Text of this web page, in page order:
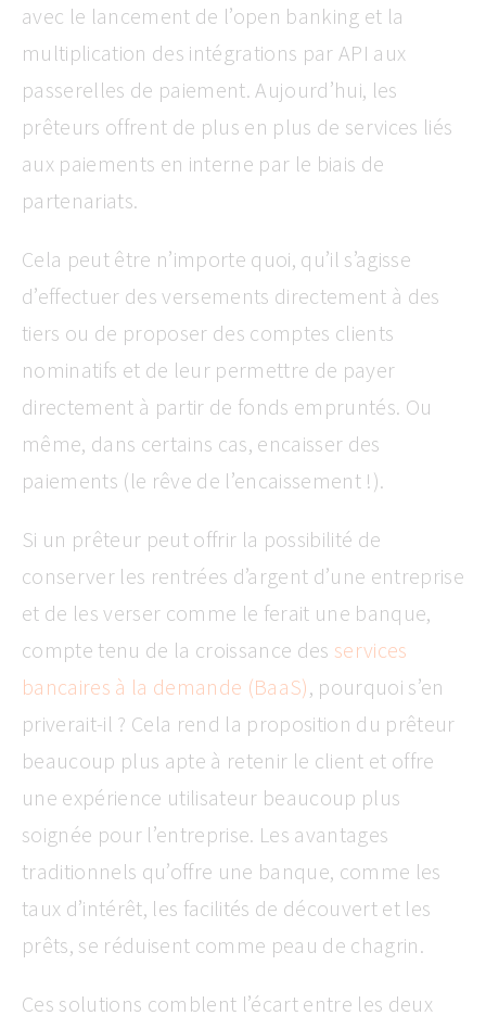
avec le lancement de l’open banking et la
multiplication des intégrations par API aux
passerelles de paiement. Aujourd’hui, les
prêteurs offrent de plus en plus de services liés
aux paiements en interne par le biais de
partenariats.
Cela peut être n’importe quoi, qu’il s’agisse
d’effectuer des versements directement à des
tiers ou de proposer des comptes clients
nominatifs et de leur permettre de payer
directement à partir de fonds empruntés. Ou
même, dans certains cas, encaisser des
paiements (le rêve de l’encaissement !).
Si un prêteur peut offrir la possibilité de
conserver les rentrées d’argent d’une entreprise
et de les verser comme le ferait une banque,
compte tenu de la croissance des services
bancaires à la demande (BaaS), pourquoi s’en
priverait-il ? Cela rend la proposition du prêteur
beaucoup plus apte à retenir le client et offre
une expérience utilisateur beaucoup plus
soignée pour l’entreprise. Les avantages
traditionnels qu’offre une banque, comme les
taux d’intérêt, les facilités de découvert et les
prêts, se réduisent comme peau de chagrin.
Ces solutions comblent l’écart entre les deux